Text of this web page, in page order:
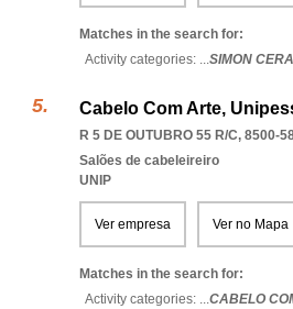
Matches in the search for:
Activity categories: ...SIMON
Cabelo Com Arte,
R 5 DE OUTUBRO 55 R/C, 8500-
Salões de cabeleireiro
UNIP
Ver empresa Ver no Mapa
Matches in the search for:
Activity categories: ...CABELO